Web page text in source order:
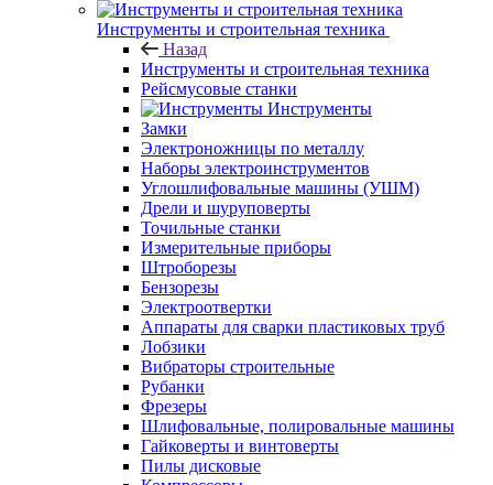
Инструменты и строительная техника
Назад
Инструменты и строительная техника
Рейсмусовые станки
Инструменты
Замки
Электроножницы по металлу
Наборы электроинструментов
Углошлифовальные машины (УШМ)
Дрели и шуруповерты
Точильные станки
Измерительные приборы
Штроборезы
Бензорезы
Электроотвертки
Аппараты для сварки пластиковых труб
Лобзики
Вибраторы строительные
Рубанки
Фрезеры
Шлифовальные, полировальные машины
Гайковерты и винтоверты
Пилы дисковые